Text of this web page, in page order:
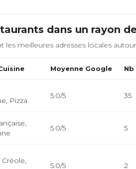
dans un rayon
meilleures adresses locales
Moyenne Google
Pizza
5.0/5 35
5.0/5 5
Créole,
5.0/5 2